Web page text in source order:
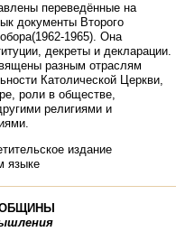
переведённые на
документы Второго
1965). Она
декреты и декларации.
разным отраслям
Католической Церкви,
роли в обществе,
религиями и
издание
языке